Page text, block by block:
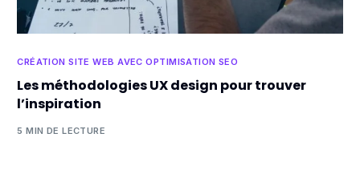
CRÉATION SITE WEB AVEC OPTIMISATION SEO
Les méthodologies UX design pour trouver
l’inspiration
5 MIN DE LECTURE